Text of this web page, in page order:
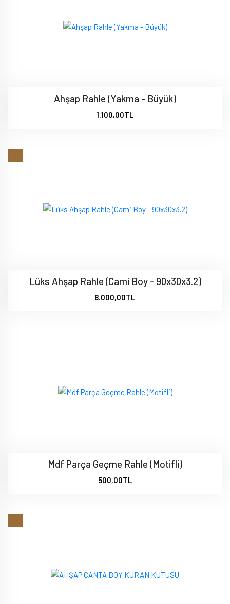
Ahşap Rahle (Yakma - Büyük)
1.100,00TL
Lüks Ahşap Rahle (Cami Boy - 90x30x3.2)
8.000,00TL
Mdf Parça Geçme Rahle (Motifli)
500,00TL